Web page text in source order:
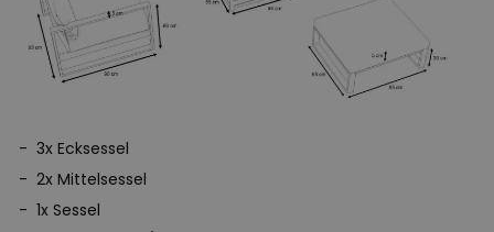
3x Ecksessel
2x Mittelsessel
1x Sessel